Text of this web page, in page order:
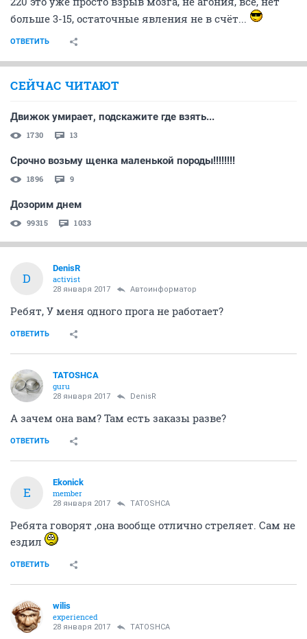
больше 3-15, остаточные явления не в счёт...
ОТВЕТИТЬ
СЕЙЧАС ЧИТАЮТ
Движок умирает, подскажите где взять...
1730 13
Срочно возьму щенка маленькой породы!!!!!!!!
1896 9
Дозорим днем
99315 1033
D
DenisR
activist
28 января 2017 Автоинформатор
Ребят, У меня одного прога не работает?
ОТВЕТИТЬ
TATOSHCA
guru
28 января 2017 DenisR
А зачем она вам? Там есть заказы разве?
ОТВЕТИТЬ
E
Ekonick
member
28 января 2017 TATOSHCA
Ребята говорят ,она вообще отлично стреляет. Сам не
ездил
ОТВЕТИТЬ
wilis
experienced
28 января 2017 TATOSHCA